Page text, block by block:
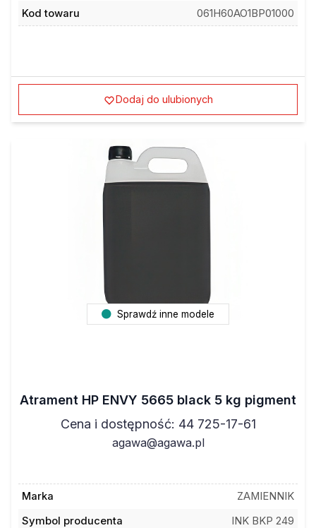
Kod towaru
061H60AO1BP01000
Dodaj do ulubionych
Sprawdź inne modele
Atrament HP ENVY 5665 black 5 kg pigment
Cena i dostępność: 44 725-17-61
agawa@agawa.pl
Marka
ZAMIENNIK
Symbol producenta
INK BKP 249